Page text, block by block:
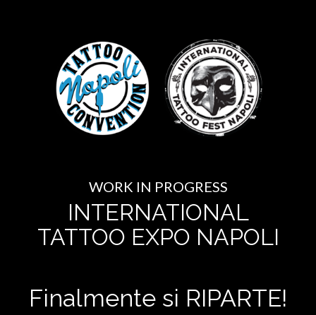
WORK IN PROGRESS
INTERNATIONAL
TATTOO EXPO NAPOLI
Finalmente si RIPARTE!